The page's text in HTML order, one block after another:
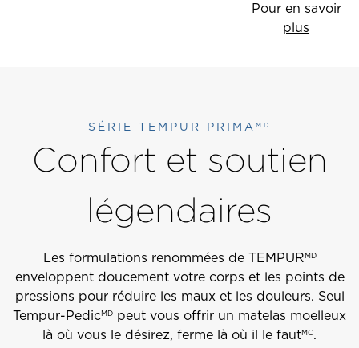
Pour en savoir
plus
SÉRIE TEMPUR PRIMA MD
Confort et soutien
légendaires
Les formulations renommées de TEMPURMD
enveloppent doucement votre corps et les points de
pressions pour réduire les maux et les douleurs. Seul
Tempur-PedicMD peut vous offrir un matelas moelleux
là où vous le désirez, ferme là où il le fautMC.